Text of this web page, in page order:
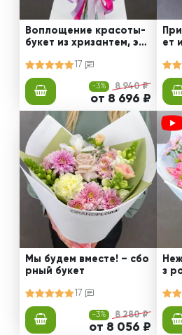
Воплощение красоты-
букет из хризантем, эус
17
-3% 8 940 ₽
от 8 696 ₽
ет
Мы будем вместе! – сбо
рный букет
17
-3% 8 280 ₽
от 8 056 ₽
з